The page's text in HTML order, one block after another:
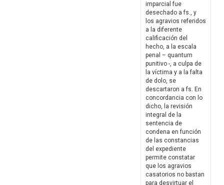
imparcial fue
desechado a fs., y
los agravios referidos
a la diferente
calificación del
hecho, a la escala
penal – quantum
punitivo -, a culpa de
la víctima y a la falta
de dolo, se
descartaron a fs. En
concordancia con lo
dicho, la revisión
integral de la
sentencia de
condena en función
de las constancias
del expediente
permite constatar
que los agravios
casatorios no bastan
para desvirtuar el